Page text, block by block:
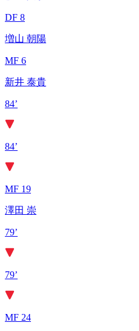
DF 8
増山 朝陽
MF 6
新井 泰貴
84’
84’
MF 19
澤田 崇
79’
79’
MF 24